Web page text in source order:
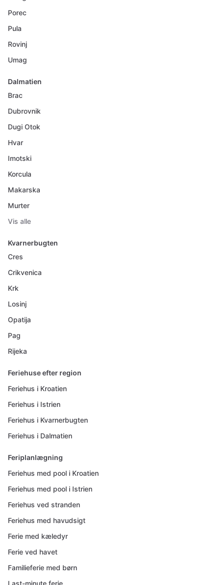
Porec
Pula
Rovinj
Umag
Dalmatien
Brac
Dubrovnik
Dugi Otok
Hvar
Imotski
Korcula
Makarska
Murter
Vis alle
Kvarnerbugten
Cres
Crikvenica
Krk
Losinj
Opatija
Pag
Rijeka
Feriehuse efter region
Feriehus i Kroatien
Feriehus i Istrien
Feriehus i Kvarnerbugten
Feriehus i Dalmatien
Feriplanlægning
Feriehus med pool i Kroatien
Feriehus med pool i Istrien
Feriehus ved stranden
Feriehus med havudsigt
Ferie med kæledyr
Ferie ved havet
Familieferie med børn
Last-minute ferie